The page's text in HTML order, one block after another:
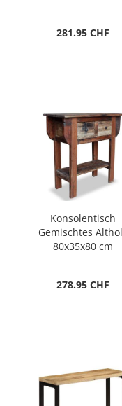
281.95 CHF
Konsolentisch
Gemischtes
80x35x80 cm
278.95 CHF